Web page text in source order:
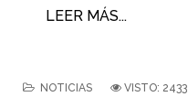
LEER MÁS...
NOTICIAS VISTO: 2433